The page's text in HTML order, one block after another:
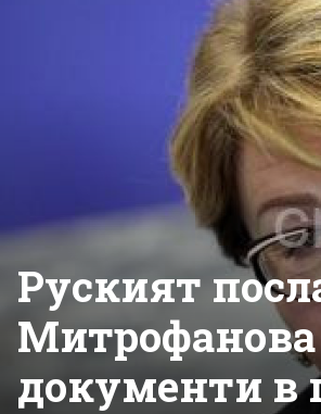
Руският
документи в